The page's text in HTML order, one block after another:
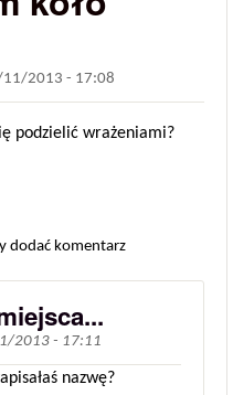
2013 - 17:08
podzielić wrażeniami?
dodać komentarz
2013 - 17:11
nazwę?